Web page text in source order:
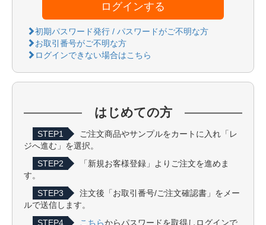
ログインする
初期パスワード発行 / パスワードがご不明な方
お取引番号がご不明な方
ログインできない場合はこちら
はじめての方
STEP1
ご注文商品やサンプルをカートに入れ「レ
ジへ進む」を選択。
STEP2
「新規お客様登録」よりご注文を進めま
す。
STEP3
注文後「お取引番号/ご注文確認書」をメー
ルで送信します。
STEP4
こちらからパスワードを取得しログインで